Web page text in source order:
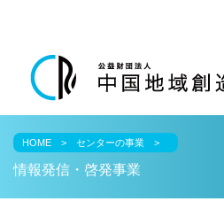
HOME センターの事業
情報発信・啓発事業